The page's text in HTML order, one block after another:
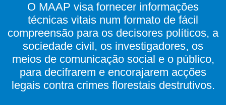
O MAAP visa fornecer informações
técnicas vitais num formato de fácil
compreensão para os decisores políticos, a
sociedade civil, os investigadores, os
meios de comunicação social e o público,
para decifrarem e encorajarem acções
legais contra crimes florestais destrutivos.